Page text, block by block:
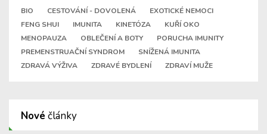
BIO CESTOVÁNÍ - DOVOLENÁ
EXOTICKÉ NEMOCI
FENG SHUI
IMUNITA KINETÓZA
KUŘÍ OKO
MENOPAUZA
OBLEČENÍ A BOTY
PORUCHA IMUNITY
PREMENSTRUAČNÍ SYNDROM
SNÍŽENÁ IMUNITA
ZDRAVÁ VÝŽIVA
ZDRAVÉ BYDLENÍ ZDRAVÍ MUŽE
Nové články